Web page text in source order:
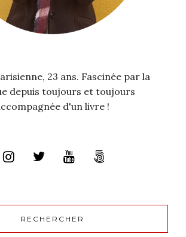
23 ans. Fascinée par la
depuis toujours et toujours
d'un livre !
RECHERCHER